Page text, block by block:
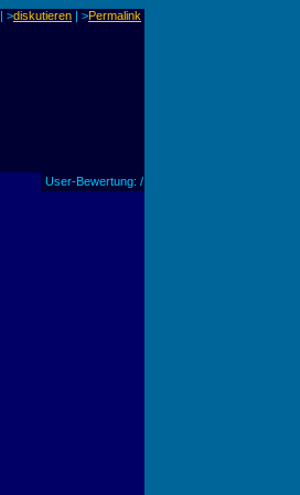
| >diskutieren | >Permalink
User-Bewertung: /